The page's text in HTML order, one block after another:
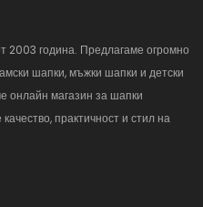
година. Предлагаме огромно
шапки, мъжки шапки и детски
онлайн магазин за шапки
практичност и стил на